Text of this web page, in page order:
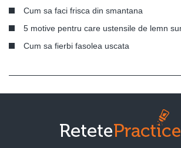
Cum sa faci frisca din smantana
5 motive pentru care ustensile de lemn
Cum sa fierbi fasolea uscata